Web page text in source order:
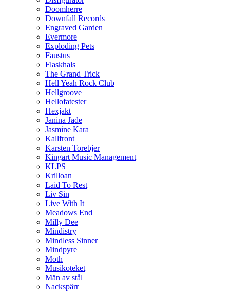
Doomherre
Downfall Records
Engraved Garden
Evermore
Exploding Pets
Faustus
Flaskhals
The Grand Trick
Hell Yeah Rock Club
Hellgroove
Hellofatester
Hexjakt
Janina Jade
Jasmine Kara
Kallfront
Karsten Torebjer
Kingart Music Management
KLPS
Krilloan
Laid To Rest
Liv Sin
Live With It
Meadows End
Milly Dee
Mindistry
Mindless Sinner
Mindpyre
Moth
Musikoteket
Män av stål
Nackspärr